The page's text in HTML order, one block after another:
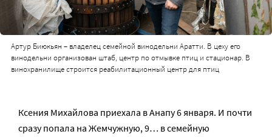
Артур Биюкьян – владелец семейной винодельни Аратти. В цеху его
винодельни организован штаб, центр по отмывке птиц и стационар. В
винохранилище строится реабилитационный центр для птиц
Ксения Михайлова приехала в Анапу 6 января. И почти
сразу попала на Жемчужную, 9… в семейную